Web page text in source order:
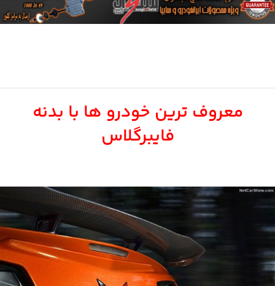
معروف ترین خودرو ها با بدنه
فایبرگلاس